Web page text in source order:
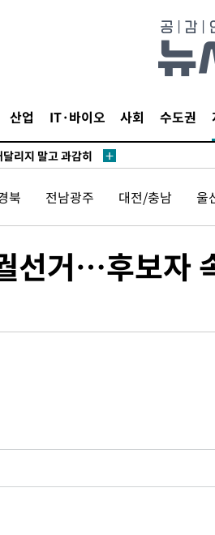
산업 IT·바이오 사회 수도권
공대 교수…이병태
대접까지(종합)
실업률은 4.1%로
드·남쪽 아웃바운
특별재난지역 선포
임용…희망지 못 갈
수요 선제 대응"
승 2무'
감
에 마쳐
본부장 기소
재개"
구협회
대접까지(종합)
북 전남광주 대전/충남 울
선거…후보자